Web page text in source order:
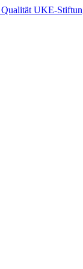
Qualität UKE-